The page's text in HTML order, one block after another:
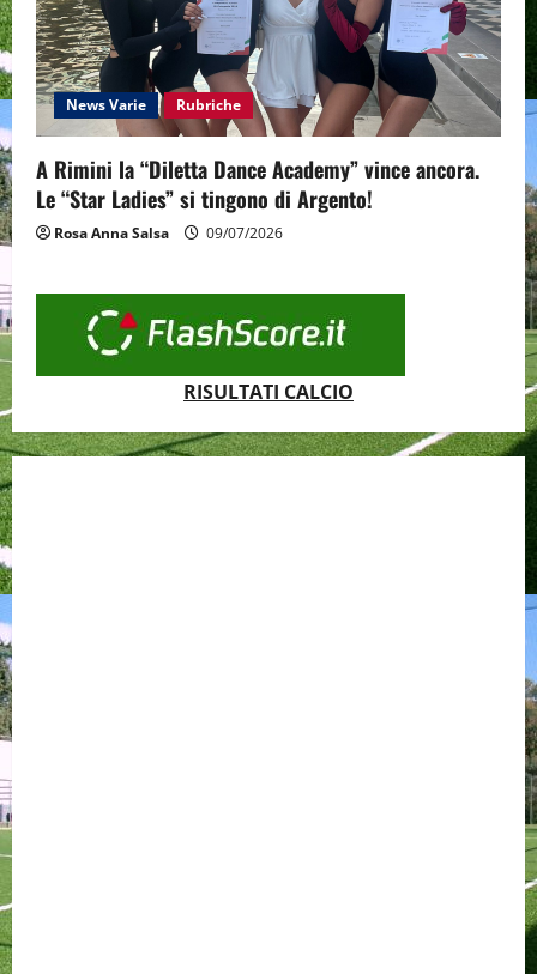
News Varie Rubriche
A Rimini la “Diletta Dance Academy” vince ancora.
Le “Star Ladies” si tingono di Argento!
Rosa Anna Salsa 09/07/2026
RISULTATI CALCIO